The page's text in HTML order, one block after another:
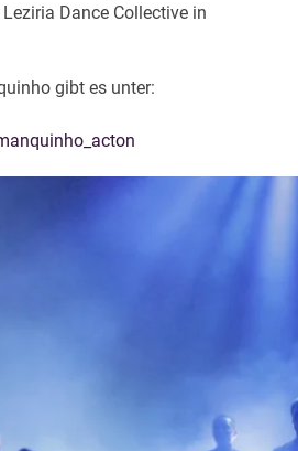
Dance Collective in
gibt es unter: